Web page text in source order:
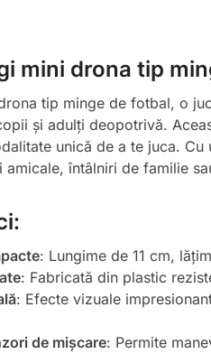
mini drona tip
tip minge de fotbal, o
și adulți deopotrivă.
unică de a te juca.
întâlniri de familie
: Lungime de 11 cm,
: Fabricată din plastic
: Efecte vizuale
de mișcare: Permite